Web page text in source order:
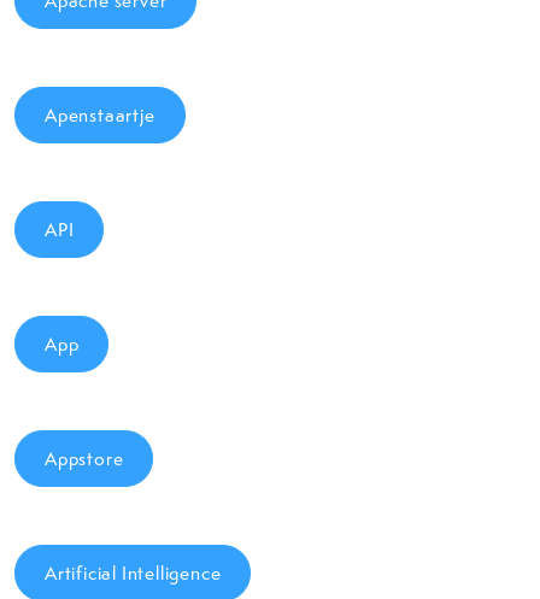
Apenstaartje
API
App
Appstore
Artificial Intelligence